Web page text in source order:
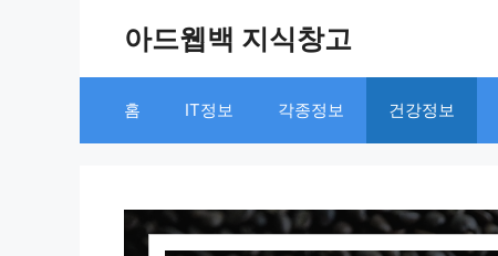
아드웹백 지식창고
홈 IT정보 각종정보 건강정보